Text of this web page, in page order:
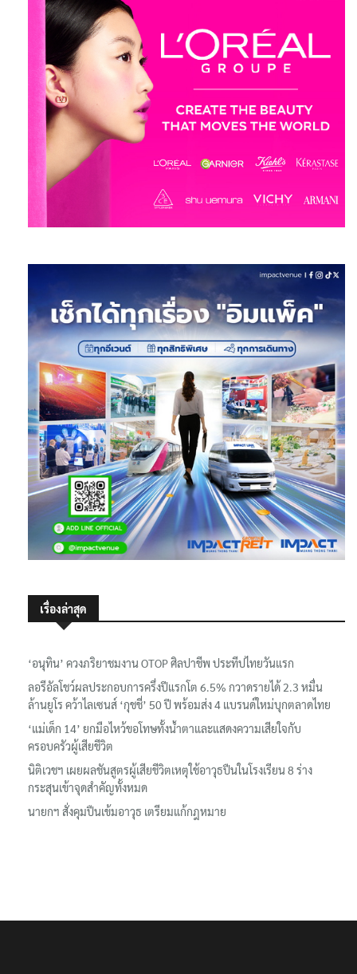
เรื่องล่าสุด
‘อนุทิน’ ควงภริยาชมงาน OTOP ศิลปาชีพ ประทีปไทยวันแรก
ลอรีอัลโชว์ผลประกอบการครึ่งปีแรกโต 6.5% กวาดรายได้ 2.3 หมื่น
ล้านยูโร คว้าไลเซนส์ ‘กุชชี่’ 50 ปี พร้อมส่ง 4 แบรนด์ใหม่บุกตลาดไทย
‘แม่เด็ก 14’ ยกมือไหว้ขอโทษทั้งน้ำตาและแสดงความเสียใจกับ
ครอบครัวผู้เสียชีวิต
นิติเวชฯ เผยผลชันสูตรผู้เสียชีวิตเหตุใช้อาวุธปืนในโรงเรียน 8 ร่าง
กระสุนเข้าจุดสำคัญทั้งหมด
นายกฯ สั่งคุมปืนเข้มอาวุธ เตรียมแก้กฎหมาย